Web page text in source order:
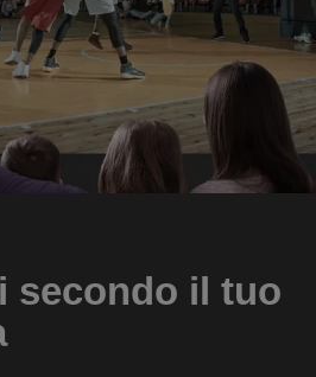
secondo il tuo